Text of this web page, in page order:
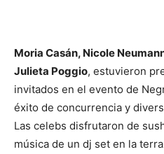
Moria Casán, Nicole
Julieta Poggio, estuvieron
invitados en el evento de
éxito de concurrencia y
Las celebs disfrutaron de
música de un dj set en la